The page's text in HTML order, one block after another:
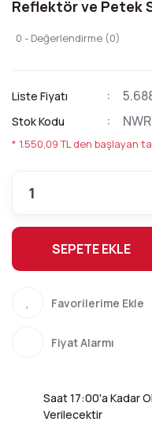
Reflektör ve Petek
0 - Değerlendirme (0)
Liste Fiyatı
Stok Kodu
* 1.550,09 TL den başlayan
SEPETE EKLE
Fiyat Alarmı
Saat 17:00'a Kadar
Verilecektir